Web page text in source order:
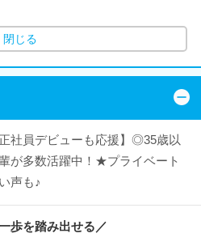
閉じる
社員デビューも応援】◎35歳以
が多数活躍中！★プライベート
声も♪
歩を踏み出せる／